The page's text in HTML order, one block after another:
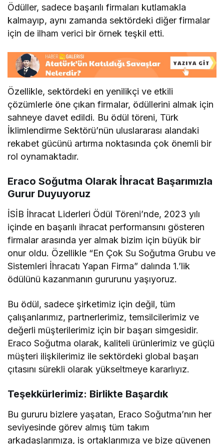
Ödüller, sadece başarılı firmaları kutlamakla
kalmayıp, aynı zamanda sektördeki diğer firmalar
için de ilham verici bir örnek teşkil etti.
Özellikle, sektördeki en yenilikçi ve etkili
çözümlerle öne çıkan firmalar, ödüllerini almak için
sahneye davet edildi. Bu ödül töreni, Türk
İklimlendirme Sektörü’nün uluslararası alandaki
rekabet gücünü artırma noktasında çok önemli bir
rol oynamaktadır.
Eraco Soğutma Olarak İhracat Başarımızla
Gurur Duyuyoruz
İSİB İhracat Liderleri Ödül Töreni’nde, 2023 yılı
içinde en başarılı ihracat performansını gösteren
firmalar arasında yer almak bizim için büyük bir
onur oldu. Özellikle “En Çok Su Soğutma Grubu ve
Sistemleri İhracatı Yapan Firma” dalında 1.’lik
ödülünü kazanmanın gururunu yaşıyoruz.
Bu ödül, sadece şirketimiz için değil, tüm
çalışanlarımız, partnerlerimiz, temsilcilerimiz ve
değerli müşterilerimiz için bir başarı simgesidir.
Eraco Soğutma olarak, kaliteli ürünlerimiz ve güçlü
müşteri ilişkilerimiz ile sektördeki global başarı
çıtasını sürekli olarak yükseltmeye kararlıyız.
Teşekkürlerimiz: Birlikte Başardık
Bu gururu bizlere yaşatan, Eraco Soğutma’nın her
seviyesinde görev almış tüm takım
arkadaşlarımıza, iş ortaklarımıza ve bize güvenen